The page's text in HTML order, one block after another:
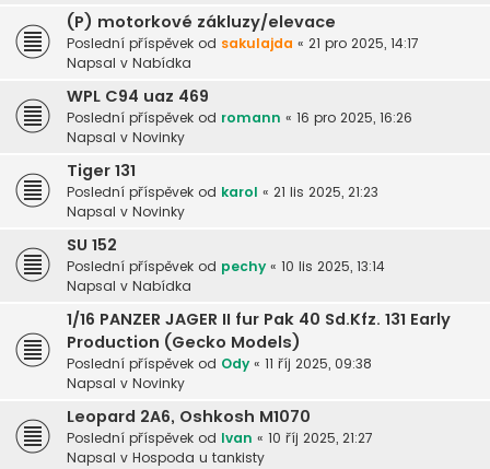
(P) motorkové zákluzy/elevace
Poslední příspěvek od sakulajda « 21 pro 2025, 14:17
Napsal v Nabídka
WPL C94 uaz 469
Poslední příspěvek od romann « 16 pro 2025, 16:26
Napsal v Novinky
Tiger 131
Poslední příspěvek od karol « 21 lis 2025, 21:23
Napsal v Novinky
SU 152
Poslední příspěvek od pechy « 10 lis 2025, 13:14
Napsal v Nabídka
1/16 PANZER JAGER II fur Pak 40 Sd.Kfz. 131 Early
Production (Gecko Models)
Poslední příspěvek od Ody « 11 říj 2025, 09:38
Napsal v Novinky
Leopard 2A6, Oshkosh M1070
Poslední příspěvek od Ivan « 10 říj 2025, 21:27
Napsal v Hospoda u tankisty